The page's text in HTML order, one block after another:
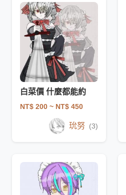
白菜價 什麼都能約
NT$ 200 ~ NT$ 450
玧努 (3)